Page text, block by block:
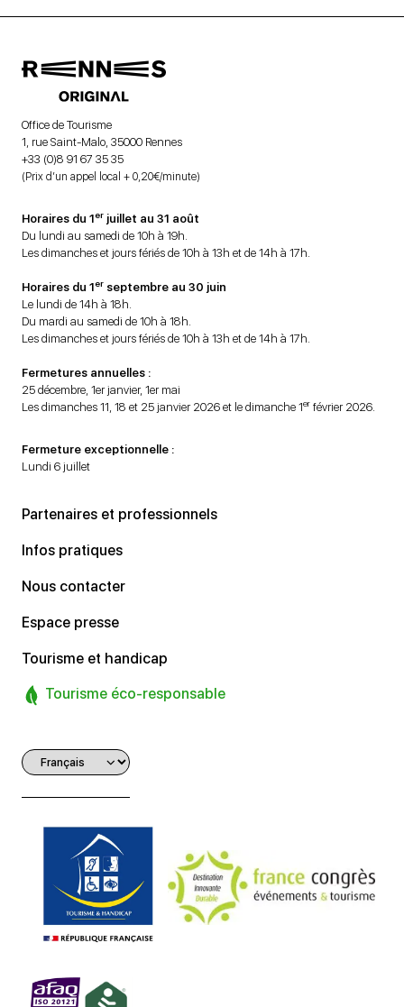
Office de Tourisme
1, rue Saint-Malo, 35000 Rennes
+33 (0)8 91 67 35 35
(Prix d’un appel local + 0,20€/minute)
Horaires du 1er juillet au 31 août
Du lundi au samedi de 10h à 19h.
Les dimanches et jours fériés de 10h à 13h et de 14h à 17h.
Horaires du 1er septembre au 30 juin
Le lundi de 14h à 18h.
Du mardi au samedi de 10h à 18h.
Les dimanches et jours fériés de 10h à 13h et de 14h à 17h.
Fermetures annuelles :
25 décembre, 1er janvier, 1er mai
Les dimanches 11, 18 et 25 janvier 2026 et le dimanche 1er février 2026.
Fermeture exceptionnelle :
Lundi 6 juillet
Partenaires et professionnels
Infos pratiques
Nous contacter
Espace presse
Tourisme et handicap
Tourisme éco-responsable